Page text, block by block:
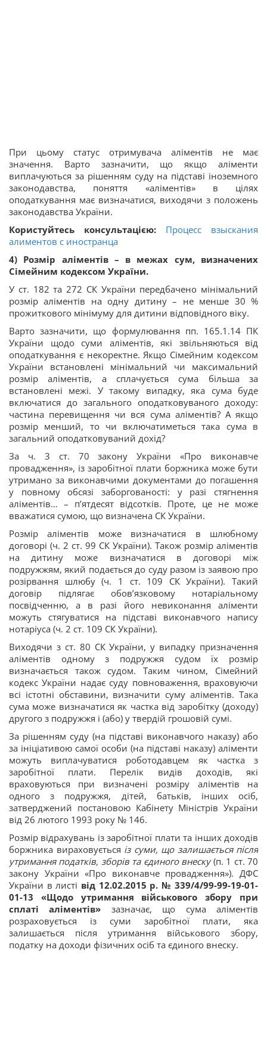
При цьому статус отримувача аліментів не має
значення. Варто зазначити, що якщо аліменти
виплачуються за рішенням суду на підставі іноземного
законодавства, поняття «аліментів» в цілях
оподаткування має визначатися, виходячи з положень
законодавства України.
Користуйтесь консультацією: Процесс взыскания
алиментов с иностранца
4) Розмір аліментів – в межах сум, визначених
Сімейним кодексом України.
У ст. 182 та 272 СК України передбачено мінімальний
розмір аліментів на одну дитину – не менше 30 %
прожиткового мінімуму для дитини відповідного віку.
Варто зазначити, що формулювання пп. 165.1.14 ПК
України щодо суми аліментів, які звільняються від
оподаткування є некоректне. Якщо Сімейним кодексом
України встановлені мінімальний чи максимальний
розмір аліментів, а сплачується сума більша за
встановлені межі. У такому випадку, яка сума буде
включатися до загального оподатковуваного доходу:
частина перевищення чи вся сума аліментів? А якщо
розмір менший, то чи включатиметься така сума в
загальний оподатковуваний дохід?
За ч. 3 ст. 70 закону України «Про виконавче
провадження», із заробітної плати боржника може бути
утримано за виконавчими документами до погашення
у повному обсязі заборгованості: у разі стягнення
аліментів… – п’ятдесят відсотків. Проте, це не може
вважатися сумою, що визначена СК України.
Розмір аліментів може визначатися в шлюбному
договорі (ч. 2 ст. 99 СК України). Також розмір аліментів
на дитину може визначатися в договорі між
подружжям, який подається до суду разом із заявою про
розірвання шлюбу (ч. 1 ст. 109 СК України). Такий
договір підлягає обов’язковому нотаріальному
посвідченню, а в разі його невиконання аліменти
можуть стягуватися на підставі виконавчого напису
нотаріуса (ч. 2 ст. 109 СК України).
Виходячи з ст. 80 СК України, у випадку призначення
аліментів одному з подружжя судом їх розмір
визначається також судом. Таким чином, Сімейний
кодекс України надає суду повноваження, враховуючи
всі істотні обставини, визначити суму аліментів. Така
сума може визначатися як частка від заробітку (доходу)
другого з подружжя і (або) у твердій грошовій сумі.
За рішенням суду (на підставі виконавчого наказу) або
за ініціативою самої особи (на підставі наказу) аліменти
можуть виплачуватися роботодавцем як частка з
заробітної плати. Перелік видів доходів, які
враховуються при визначені розміру аліментів на
одного з подружжя, дітей, батьків, інших осіб,
затверджений постановою Кабінету Міністрів України
від 26 лютого 1993 року № 146.
Розмір відрахувань із заробітної плати та інших доходів
боржника вираховується із суми, що залишається після
утримання податків, зборів та єдиного внеску(п. 1 ст. 70
закону України «Про виконавче провадження»). ДФС
України в листі від 12.02.2015 р. № 339/4/99-99-19-01-
01-13 «Щодо утримання військового збору при
сплаті аліментів» зазначає, що сума аліментів
розраховується із суми заробітної плати, яка
залишається після утримання військового збору,
податку на доходи фізичних осіб та єдиного внеску.